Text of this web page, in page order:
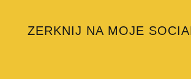
ZERKNIJ NA MOJE